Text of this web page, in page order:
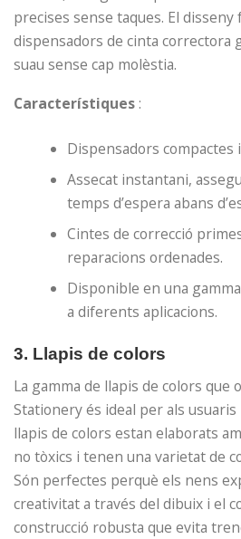
precises sense taques. El disseny
dispensadors de cinta correctora
suau sense cap molèstia.
Característiques :
Dispensadors compactes
Assecat instantani,
temps d’espera abans
Cintes de correcció
reparacions ordenades.
Disponible en una
a diferents aplicacions.
3. Llapis de colors
La gamma de llapis de colors
Stationery és ideal per als usuaris
llapis de colors estan elaborats
no tòxics i tenen una varietat de
Són perfectes perquè els nens
creativitat a través del dibuix i el
construcció robusta que evita